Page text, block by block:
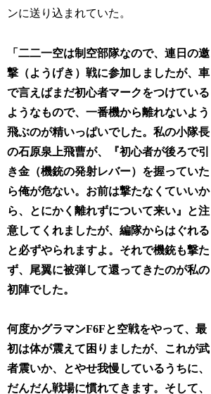
ンに送り込まれていた。
「二二一空は制空部隊なので、連日の邀
撃（ようげき）戦に参加しましたが、車
で言えばまだ初心者マークをつけている
ようなもので、一番機から離れないよう
飛ぶのが精いっぱいでした。私の小隊長
の石原泉上飛曹が、『初心者が後ろで引
き金（機銃の発射レバー）を握っていた
ら俺が危ない。お前は撃たなくていいか
ら、とにかく離れずについて来い』と注
意してくれましたが、編隊からはぐれる
と必ずやられますよ。それで機銃も撃た
ず、尾翼に被弾して還ってきたのが私の
初陣でした。
何度かグラマンF6Fと空戦をやって、最
初は体が震えて困りましたが、これが武
者震いか、とやせ我慢しているうちに、
だんだん戦場に慣れてきます。そして、